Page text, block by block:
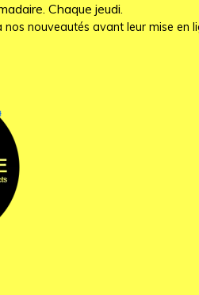
Chaque jeudi.
nouveautés avant leur mise en